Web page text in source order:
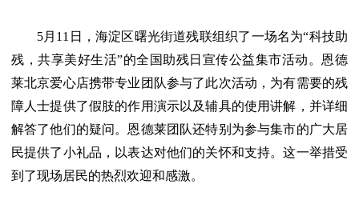
5月11日，海淀区曙光街道残联组织了一场名为“科技助
残，共享美好生活”的全国助残日宣传公益集市活动。恩德
莱北京爱心店携带专业团队参与了此次活动，为有需要的残
障人士提供了假肢的作用演示以及辅具的使用讲解，并详细
解答了他们的疑问。恩德莱团队还特别为参与集市的广大居
民提供了小礼品，以表达对他们的关怀和支持。这一举措受
到了现场居民的热烈欢迎和感激。